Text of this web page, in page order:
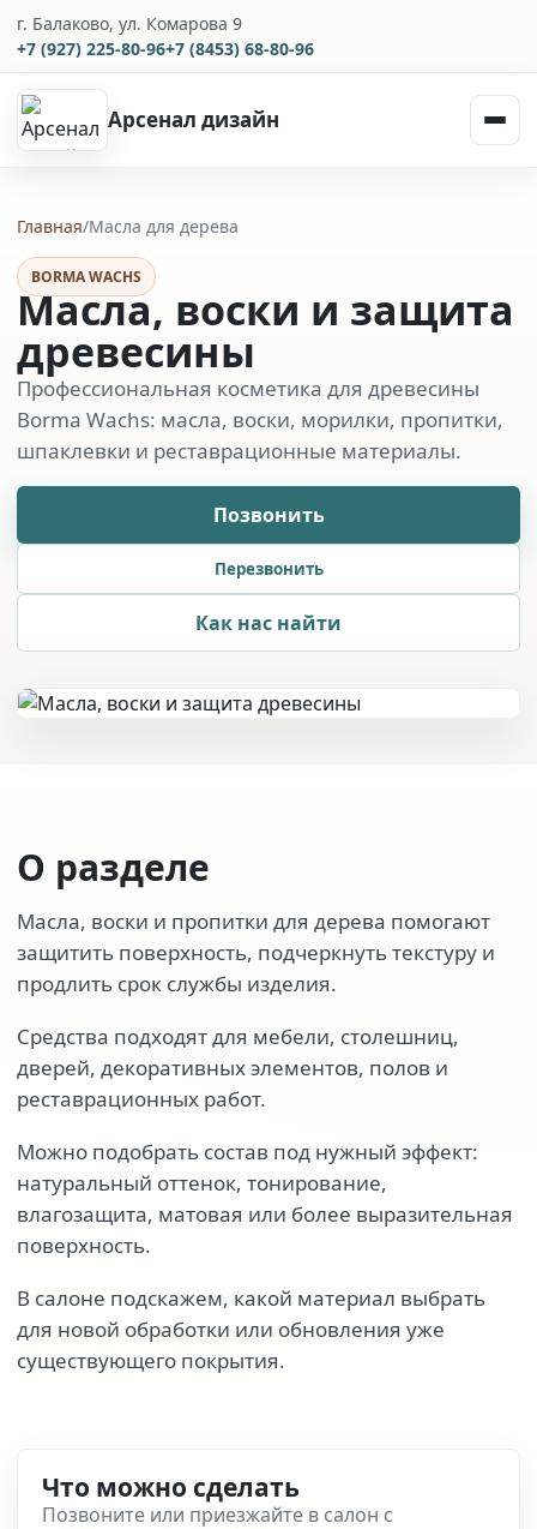
г. Балаково, ул. Комарова 9
+7 (927) 225-80-96+7 (8453) 68-80-96
Арсенал дизайн
Главная/Масла для дерева
BORMA WACHS
Масла, воски и защита
древесины
Профессиональная косметика для древесины
Borma Wachs: масла, воски, морилки, пропитки,
шпаклевки и реставрационные материалы.
Позвонить
Перезвонить
Как нас найти
О разделе
Масла, воски и пропитки для дерева помогают
защитить поверхность, подчеркнуть текстуру и
продлить срок службы изделия.
Средства подходят для мебели, столешниц,
дверей, декоративных элементов, полов и
реставрационных работ.
Можно подобрать состав под нужный эффект:
натуральный оттенок, тонирование,
влагозащита, матовая или более выразительная
поверхность.
В салоне подскажем, какой материал выбрать
для новой обработки или обновления уже
существующего покрытия.
Что можно сделать
Позвоните или приезжайте в салон с